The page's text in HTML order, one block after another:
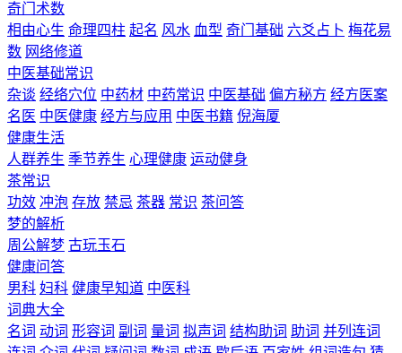
奇门术数
相由心生 命理四柱 起名 风水 血型 奇门基础 六爻占卜 梅花易
数 网络修道
中医基础常识
杂谈 经络穴位 中药材 中药常识 中医基础 偏方秘方 经方医案
名医 中医健康 经方与应用 中医书籍 倪海厦
健康生活
人群养生 季节养生 心理健康 运动健身
茶常识
功效 冲泡 存放 禁忌 茶器 常识 茶问答
梦的解析
周公解梦 古玩玉石
健康问答
男科 妇科 健康早知道 中医科
词典大全
名词 动词 形容词 副词 量词 拟声词 结构助词 助词 并列连词